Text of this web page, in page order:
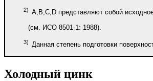
2) А,В,С,D представляют собой
(см. ИСО 8501-1: 1988).
3) Данная степень подготовки
Холодный цинк